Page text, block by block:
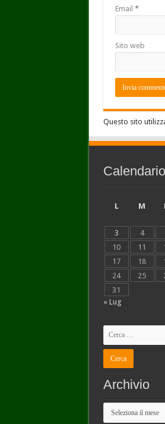
Email *
Sito web
Questo sito
L
M
3
4
10
11
17
18
24
25
31
« Lug
Archivio
Archivio